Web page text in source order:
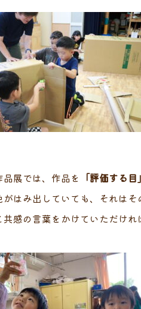
品展では、作品を 「評価する
がはみ出していても、それは
共感の言葉をかけていただけ